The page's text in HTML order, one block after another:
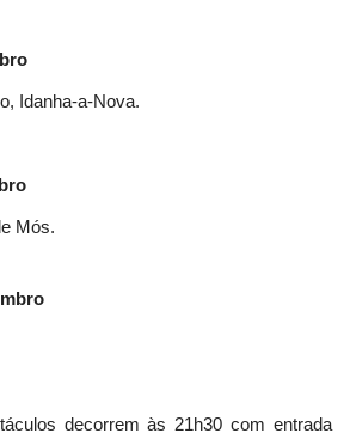
Idanha-a-Nova.
Mós.
decorrem às 21h30 com entrada